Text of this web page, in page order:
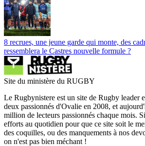
8 recrues, une jeune garde qui monte, des
ressemblera le Castres nouvelle formule ?
Site du ministère du RUGBY
Le Rugbynistere est un site de Rugby leader
deux passionnés d'Ovalie en 2008, et
million de lecteurs passionnés chaque mois.
efforts au quotidien pour que ce site soit le
des coquilles, ou des manquements à nos
on n'est pas bien méchant !